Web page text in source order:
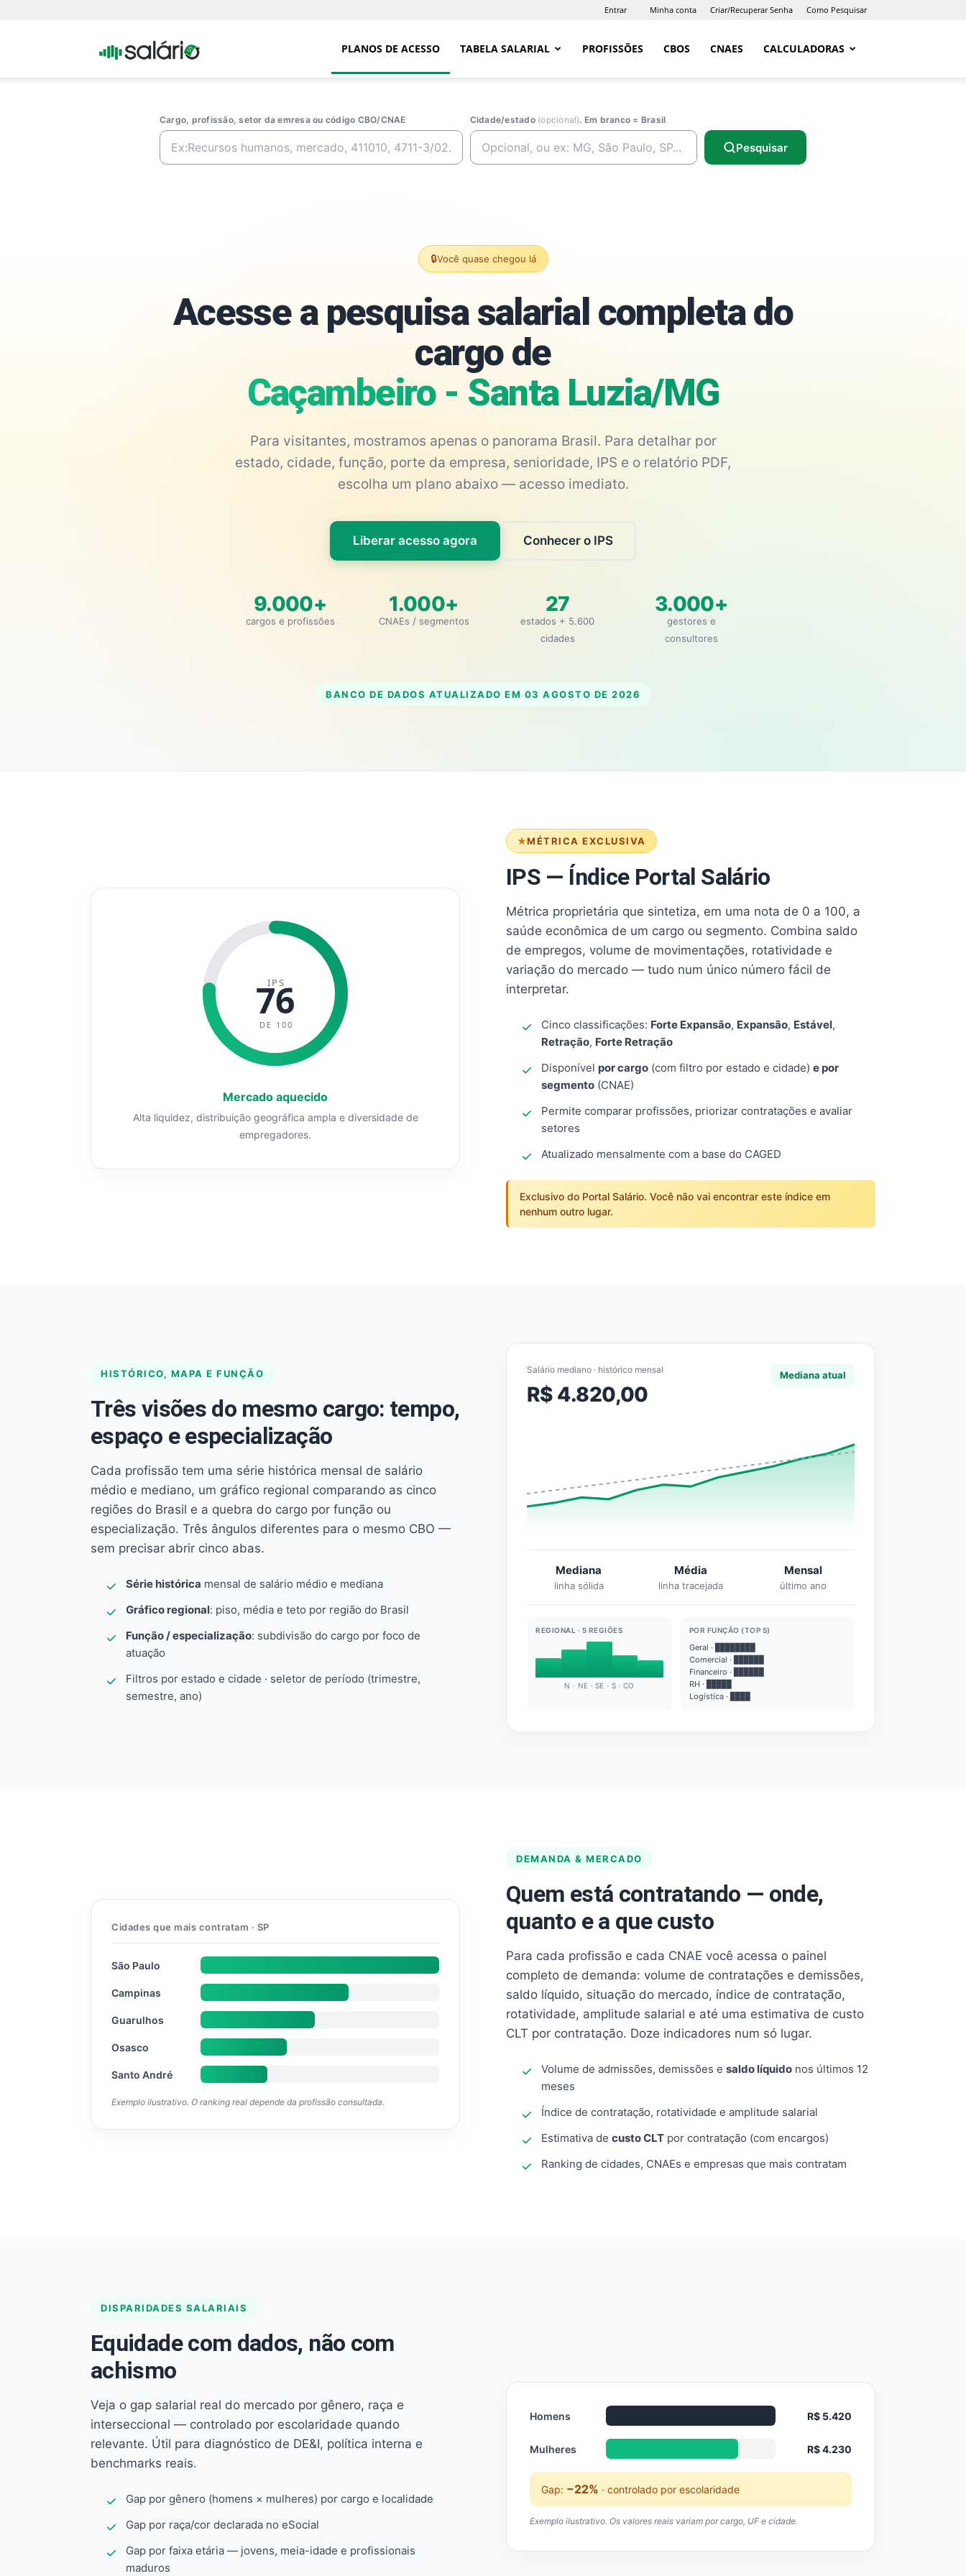
Entrar Minha conta Criar/Recuperar Senha Como Pesquisar
Portal PLANOS DE ACESSO TABELA SALARIAL PROFISSÕES CBOS CNAES CALCULADORAS
Cargo, profissão, setor da emresa ou código CBO/CNAE Cidade/estado (opcional). Em branco = Brasil
Pesquisar
🔒Você quase chegou lá
Acesse a pesquisa salarial completa do
cargo de
Caçambeiro - Santa Luzia/MG
Para visitantes, mostramos apenas o panorama Brasil. Para detalhar por
estado, cidade, função, porte da empresa, senioridade, IPS e o relatório PDF,
escolha um plano abaixo — acesso imediato.
Liberar acesso agora Conhecer o IPS
9.000+
cargos e profissões
1.000+
CNAEs / segmentos
27
estados + 5.600
cidades
3.000+
gestores e
consultores
BANCO DE DADOS ATUALIZADO EM 03 AGOSTO DE 2026
MÉTRICA EXCLUSIVA
IPS — Índice Portal Salário
Métrica proprietária que sintetiza, em uma nota de 0 a 100, a
saúde econômica de um cargo ou segmento. Combina saldo
de empregos, volume de movimentações, rotatividade e
variação do mercado — tudo num único número fácil de
interpretar.
Cinco classificações: Forte Expansão, Expansão, Estável,
Retração, Forte Retração
Disponível por cargo (com filtro por estado e cidade) e por
segmento (CNAE)
Permite comparar profissões, priorizar contratações e avaliar
setores
Atualizado mensalmente com a base do CAGED
Exclusivo do Portal Salário. Você não vai encontrar este índice em
nenhum outro lugar.
IPS
76
DE 100
Mercado aquecido
Alta liquidez, distribuição geográfica ampla e diversidade de
empregadores.
HISTÓRICO, MAPA E FUNÇÃO
Três visões do mesmo cargo: tempo,
espaço e especialização
Cada profissão tem uma série histórica mensal de salário
médio e mediano, um gráfico regional comparando as cinco
regiões do Brasil e a quebra do cargo por função ou
especialização. Três ângulos diferentes para o mesmo CBO —
sem precisar abrir cinco abas.
Série histórica mensal de salário médio e mediana
Gráfico regional: piso, média e teto por região do Brasil
Função / especialização: subdivisão do cargo por foco de
atuação
Filtros por estado e cidade · seletor de período (trimestre,
semestre, ano)
Salário mediano · histórico mensal
R$ 4.820,00
Mediana atual
Mediana
linha sólida
Média
linha tracejada
Mensal
último ano
REGIONAL · 5 REGIÕES
N · NE · SE · S · CO
POR FUNÇÃO (TOP 5)
Geral · ████████
Comercial · ██████
Financeiro · ██████
RH · █████
Logística · ████
DEMANDA & MERCADO
Quem está contratando — onde,
quanto e a que custo
Para cada profissão e cada CNAE você acessa o painel
completo de demanda: volume de contratações e demissões,
saldo líquido, situação do mercado, índice de contratação,
rotatividade, amplitude salarial e até uma estimativa de custo
CLT por contratação. Doze indicadores num só lugar.
Volume de admissões, demissões e saldo líquido nos últimos 12
meses
Índice de contratação, rotatividade e amplitude salarial
Estimativa de custo CLT por contratação (com encargos)
Ranking de cidades, CNAEs e empresas que mais contratam
Cidades que mais contratam · SP
São Paulo
Campinas
Guarulhos
Osasco
Santo André
Exemplo ilustrativo. O ranking real depende da profissão consultada.
DISPARIDADES SALARIAIS
Equidade com dados, não com
achismo
Veja o gap salarial real do mercado por gênero, raça e
interseccional — controlado por escolaridade quando
relevante. Útil para diagnóstico de DE&I, política interna e
benchmarks reais.
Gap por gênero (homens × mulheres) por cargo e localidade
Gap por raça/cor declarada no eSocial
Gap por faixa etária — jovens, meia-idade e profissionais
maduros
Homens R$ 5.420
Mulheres R$ 4.230
Gap: −22% · controlado por escolaridade
Exemplo ilustrativo. Os valores reais variam por cargo, UF e cidade.